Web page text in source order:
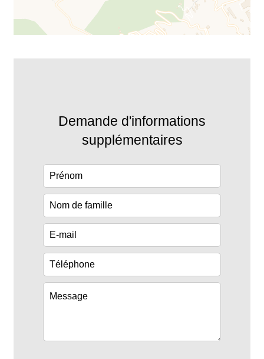
Demande d'informations
supplémentaires